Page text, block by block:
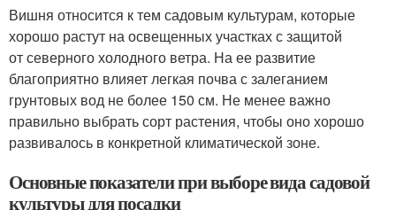
Вишня относится к тем садовым культурам, которые
хорошо растут на освещенных участках с защитой
от северного холодного ветра. На ее развитие
благоприятно влияет легкая почва с залеганием
грунтовых вод не более 150 см. Не менее важно
правильно выбрать сорт растения, чтобы оно хорошо
развивалось в конкретной климатической зоне.
Основные показатели при выборе вида садовой
культуры для посадки